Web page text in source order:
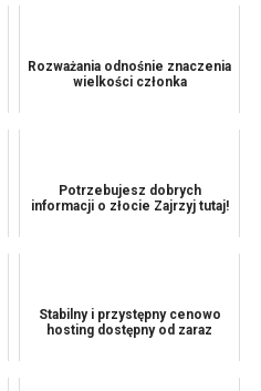
Rozważania odnośnie znaczenia
wielkości członka
Potrzebujesz dobrych
informacji o złocie Zajrzyj tutaj!
Stabilny i przystępny cenowo
hosting dostępny od zaraz